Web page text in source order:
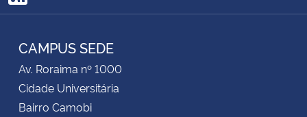
RSS
CAMPUS SEDE
Av. Roraima nº 1000
Cidade Universitária
Bairro Camobi